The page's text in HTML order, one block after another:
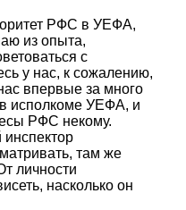
РФС в УЕФА,
из опыта,
с
у нас, к сожалению,
впервые за много
исполкоме УЕФА, и
РФС некому.
инспектор
там же
личности
насколько он